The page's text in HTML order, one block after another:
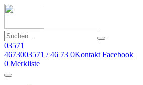
03571
4673003571 / 46 73 0Kontakt Facebook
0 Merkliste